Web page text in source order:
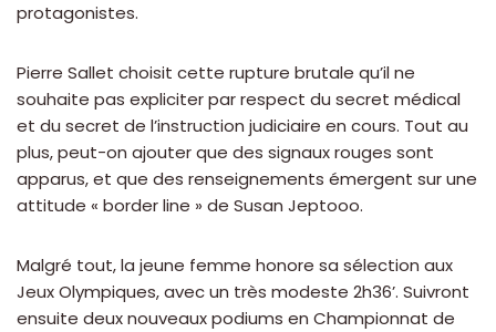
protagonistes.
Pierre Sallet choisit cette rupture brutale qu’il ne
souhaite pas expliciter par respect du secret médical
et du secret de l’instruction judiciaire en cours. Tout au
plus, peut-on ajouter que des signaux rouges sont
apparus, et que des renseignements émergent sur une
attitude « border line » de Susan Jeptooo.
Malgré tout, la jeune femme honore sa sélection aux
Jeux Olympiques, avec un très modeste 2h36’. Suivront
ensuite deux nouveaux podiums en Championnat de